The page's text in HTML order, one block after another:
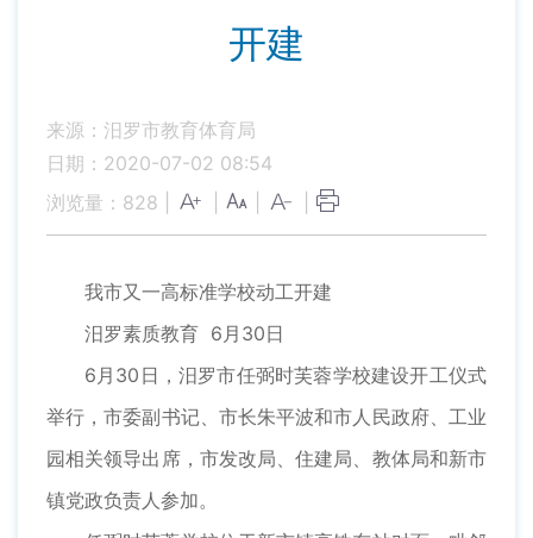
开建
来源：汨罗市教育体育局
日期：2020-07-02 08:54
浏览量： 828
我市又一高标准学校动工开建
汨罗素质教育 6月30日
6月30日，汨罗市任弼时芙蓉学校建设开工仪式
举行，市委副书记、市长朱平波和市人民政府、工业
园相关领导出席，市发改局、住建局、教体局和新市
镇党政负责人参加。